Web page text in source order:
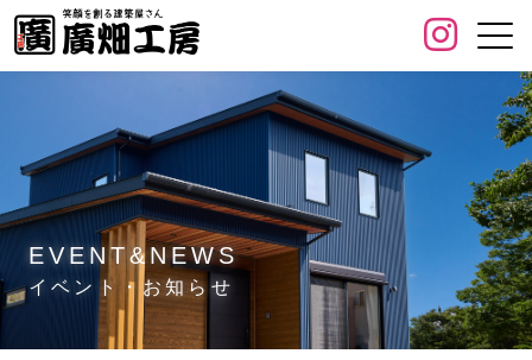
EVENT&NEWS
イベント・お知らせ